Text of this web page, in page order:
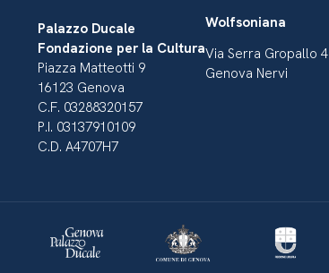
Palazzo Ducale
Fondazione per la Cultura
Piazza Matteotti 9
16123 Genova
C.F. 03288320157
P.I. 03137910109
C.D. A4707H7
Wolfsoniana
Via Serra Gropallo 4
Genova Nervi